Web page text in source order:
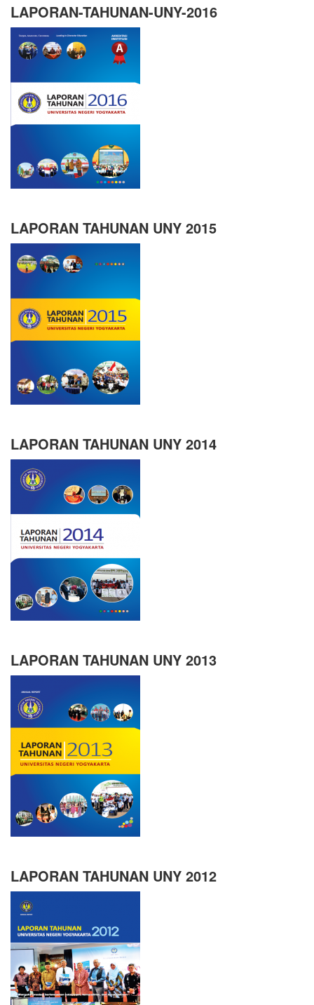
LAPORAN-TAHUNAN-UNY-2016
LAPORAN TAHUNAN UNY 2015
LAPORAN TAHUNAN UNY 2014
LAPORAN TAHUNAN UNY 2013
LAPORAN TAHUNAN UNY 2012